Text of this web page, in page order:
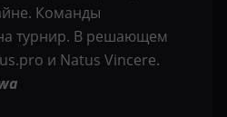
Команды
турнир. В решающем
и Natus Vincere.